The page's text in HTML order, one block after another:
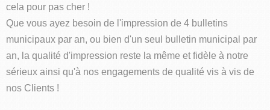
cela pour pas cher !
Que vous ayez besoin de l'impression de 4 bulletins
municipaux par an, ou bien d'un seul bulletin municipal par
an, la qualité d'impression reste la même et fidèle à notre
sérieux ainsi qu'à nos engagements de qualité vis à vis de
nos Clients !